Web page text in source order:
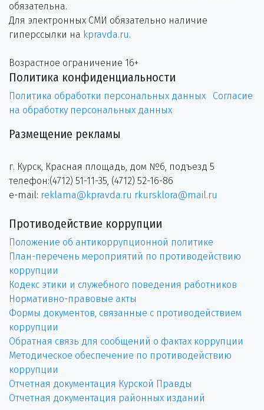
обязательна.
Для электронных СМИ обязательно наличие
гиперссылки на kpravda.ru.
Возрастное ограничение 16+
Политика конфиденциальности
Политика обработки персональных данных
Согласие
на обработку персональных данных
Размещение рекламы
г. Курск, Красная площадь, дом №6, подъезд 5
телефон:(4712) 51-11-35, (4712) 52-16-86
e-mail: reklama@kpravda.ru rkursklora@mail.ru
Противодействие коррупции
Положение об антикоррупционной политике
План-перечень мероприятий по противодействию
коррупции
Кодекс этики и служебного поведения работников
Нормативно-правовые акты
Формы документов, связанные с противодействием
коррупции
Обратная связь для сообщений о фактах коррупции
Методическое обеспечение по противодействию
коррупции
Отчетная документация Курской Правды
Отчетная документация районных изданий